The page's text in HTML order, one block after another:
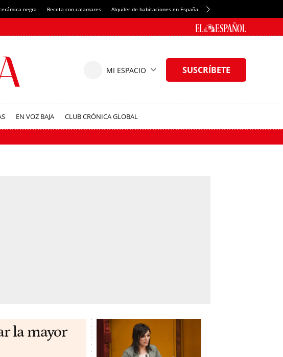
negra Receta con calamares Alquiler de habitaciones en España Crédito del Spotify Camp Nou
EN VOZ BAJA CLUB CRÓNICA GLOBAL
la mayor